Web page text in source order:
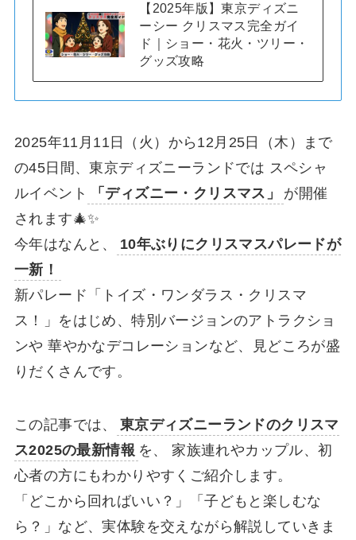
【2025年版】東京ディズニ
ーシー クリスマス完全ガイ
ド｜ショー・花火・ツリー・
グッズ攻略
2025年11月11日（火）から12月25日（木）まで
の45日間、東京ディズニーランドでは スペシャ
ルイベント
「ディズニー・クリスマス」
が開催
されます🎄✨
今年はなんと、
10年ぶりにクリスマスパレードが
一新！
新パレード「トイズ・ワンダラス・クリスマ
ス！」をはじめ、特別バージョンのアトラクショ
ンや 華やかなデコレーションなど、見どころが盛
りだくさんです。
この記事では、
東京ディズニーランドのクリスマ
ス2025の最新情報 を、 家族連れやカップル、初
心者の方にもわかりやすくご紹介します。
「どこから回ればいい？」「子どもと楽しむな
ら？」など、実体験を交えながら解説していきま